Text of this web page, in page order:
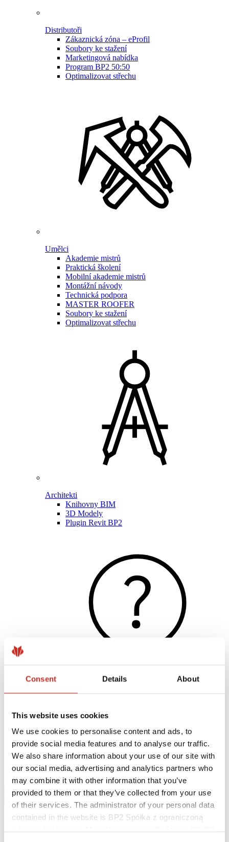
Consent Details About
This website uses cookies
We use cookies to personalise content and ads, to
provide social media features and to analyse our traffic.
We also share information about your use of our site with
our social media, advertising and analytics partners who
may combine it with other information that you’ve
provided to them or that they’ve collected from your use
of their services. The administrator of your personal data
contained in the website is BP2 Spółka z ograniczoną
Distributoři
Zákaznická zóna – eProfil
Soubory ke stažení
Marketingová nabídka
Program BP2 50:50
Optimalizovat střechu
Umělci
Akademie mistrů
Praktická školení
Mobilní akademie mistrů
Montážní návody
Technická podpora
MASTER ROOFER
Soubory ke stažení
Optimalizovat střechu
Architekti
Knihovny BIM
3D Modely
Plugin Revit BP2
Realizace a inspirace
Soubory ke stažení
Najít zhotovitele
Kde koupit?
Knihovny BIM
Ke stažení
Kontakt